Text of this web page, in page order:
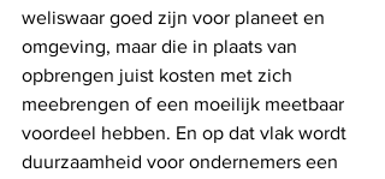
weliswaar goed zijn voor planeet en
omgeving, maar die in plaats van
opbrengen juist kosten met zich
meebrengen of een moeilijk meetbaar
voordeel hebben. En op dat vlak wordt
duurzaamheid voor ondernemers een